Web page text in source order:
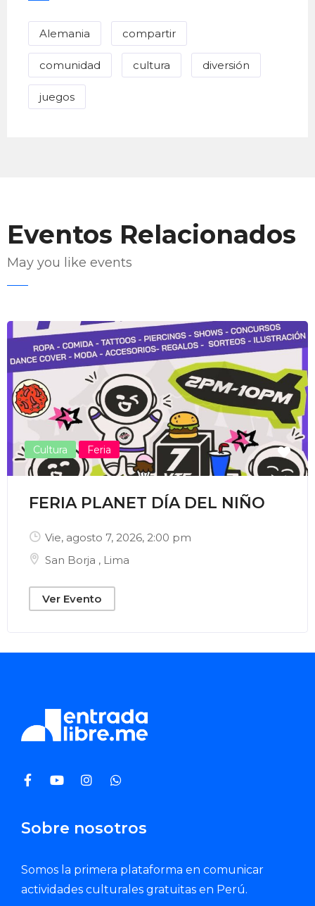
Enviar Correo
Alemania compartir
comunidad cultura diversión
juegos
Eventos Relacionados
May you like events
Cultura Feria
FERIA PLANET DÍA DEL NIÑO
Vie, agosto 7, 2026, 2:00 pm
San Borja , Lima
Ver Evento
Sobre nosotros
Somos la primera plataforma en comunicar
actividades culturales gratuitas en Perú.